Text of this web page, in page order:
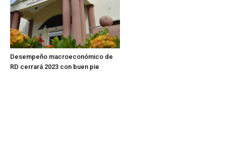
Desempeño macroeconómico de
RD cerrará 2023 con buen pie